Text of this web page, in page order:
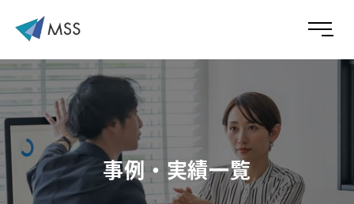
事例・実績一覧